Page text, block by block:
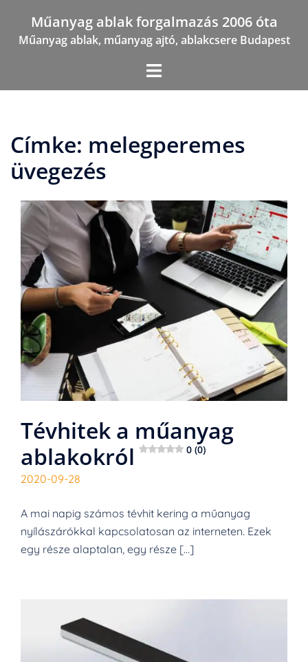
content
Műanyag ablak forgalmazás 2006 óta
Műanyag ablak, műanyag ajtó, ablakcsere Budapest
Címke: melegperemes
üvegezés
Tévhitek a műanyag
ablakokról
0 (0)
2020-09-28
A mai napig számos tévhit kering a műanyag
nyílászárókkal kapcsolatosan az interneten. Ezek
egy része alaptalan, egy része […]